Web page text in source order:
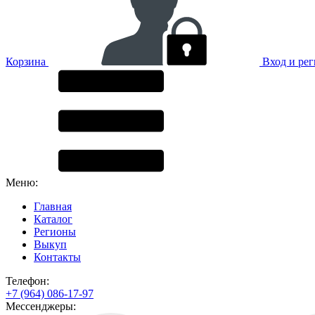
Корзина Вход и
Меню:
Главная
Каталог
Регионы
Выкуп
Контакты
Телефон:
+7 (964) 086-17-97
Мессенджеры: